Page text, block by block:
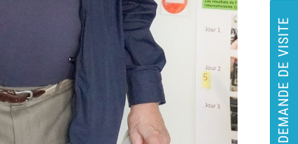
DEMANDE DE VISITE